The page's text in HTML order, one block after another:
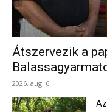
Átszervezik a
2026. aug. 6.